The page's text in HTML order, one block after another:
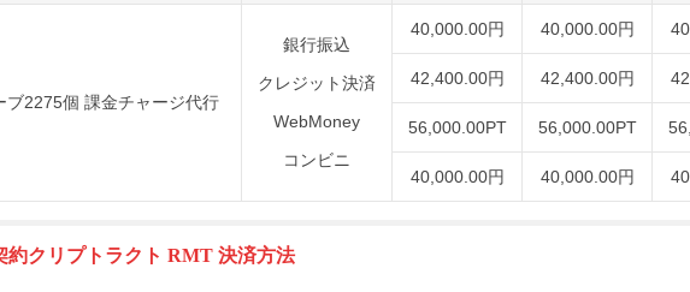
ブ2275個 課金チャージ代行
銀行振込
クレジット決済
WebMoney
コンビニ
40,000.00円 40,000.00円
42,400.00円 42,400.00円
56,000.00PT 56,000.00PT
40,000.00円 40,000.00円
約クリプトラクト RMT 決済方法